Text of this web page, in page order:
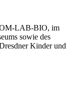
LAB-BIO, im
sowie des
Kinder und